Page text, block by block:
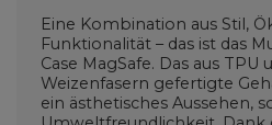
Eine Kombination aus Stil,
Funktionalität – das ist das
Case MagSafe. Das aus
Weizenfasern gefertigte
ein ästhetisches Aussehen,